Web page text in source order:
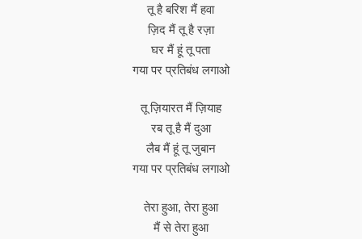
तू है बरिश मैं हवा
ज़िद मैं तू है रज़ा
घर मैं हूं तू पता
गया पर प्रतिबंध लगाओ
तू ज़ियारत मैं ज़ियाह
रब तू है मैं दुआ
लैब मैं हूं तू जुबान
गया पर प्रतिबंध लगाओ
तेरा हुआ, तेरा हुआ
मैं से तेरा हुआ